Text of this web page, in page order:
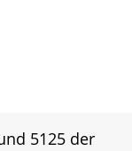
5125 der